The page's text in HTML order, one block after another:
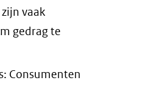
vaak
gedrag te
Consumenten